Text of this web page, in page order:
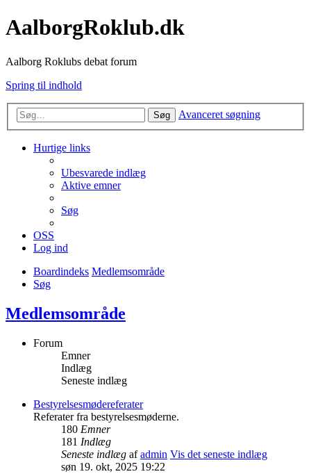
AalborgRoklub.dk
Aalborg Roklubs debat forum
Spring til indhold
Søg Avanceret søgning
Hurtige links
Ubesvarede indlæg
Aktive emner
Søg
OSS
Log ind
Boardindeks Medlemsområde
Søg
Medlemsområde
Forum
Emner
Indlæg
Seneste indlæg
Bestyrelsesmødereferater
Referater fra bestyrelsesmøderne.
180 Emner
181 Indlæg
Seneste indlæg afadmin Vis det seneste indlæg
søn 19. okt, 2025 19:22